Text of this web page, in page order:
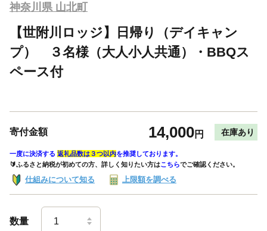
神奈川県 山北町
【世附川ロッジ】日帰り（デイキャン
プ） ３名様（大人小人共通）・BBQス
ペース付
寄付金額 14,000円 在庫あり
一度に決済する 返礼品数は３つ以内を推奨しております。
🔰ふるさと納税が初めての方、詳しく知りたい方はこちらでご確認ください。
仕組みについて知る 上限額を調べる
数量